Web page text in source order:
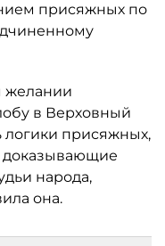
присяжных по
желании
в Верховный
логики присяжных,
доказывающие
народа,
она.